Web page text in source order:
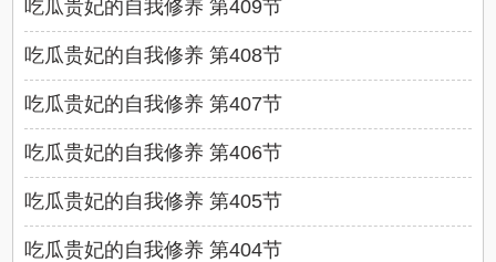
吃瓜贵妃的自我修养 第409节
吃瓜贵妃的自我修养 第408节
吃瓜贵妃的自我修养 第407节
吃瓜贵妃的自我修养 第406节
吃瓜贵妃的自我修养 第405节
吃瓜贵妃的自我修养 第404节